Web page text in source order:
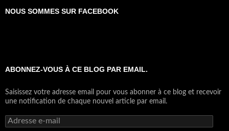
NOUS SOMMES SUR FACEBOOK
ABONNEZ-VOUS À CE BLOG PAR EMAIL.
Saisissez votre adresse email pour vous abonner à ce blog et recevoir
une notification de chaque nouvel article par email.
Adresse
e-